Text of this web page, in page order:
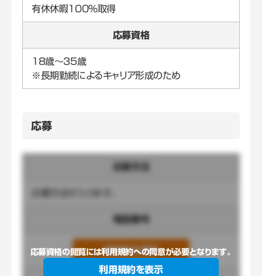
有休休暇100%取得
応募資格
18歳～35歳
※長期勤続によるキャリア形成のため
応募
応募資格の閲覧には利用規約への同意が必要となります。
利用規約を表示
連絡先を表示